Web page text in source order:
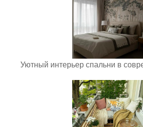
Уютный интерьер спальни в